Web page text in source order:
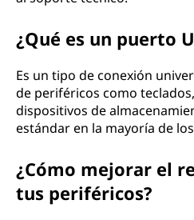
¿Qué es un puerto
Es un tipo de conexión
de periféricos como
dispositivos de
estándar en la mayoría de
¿Cómo mejorar el
tus periféricos?